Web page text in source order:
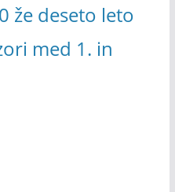
že deseto leto
med 1. in